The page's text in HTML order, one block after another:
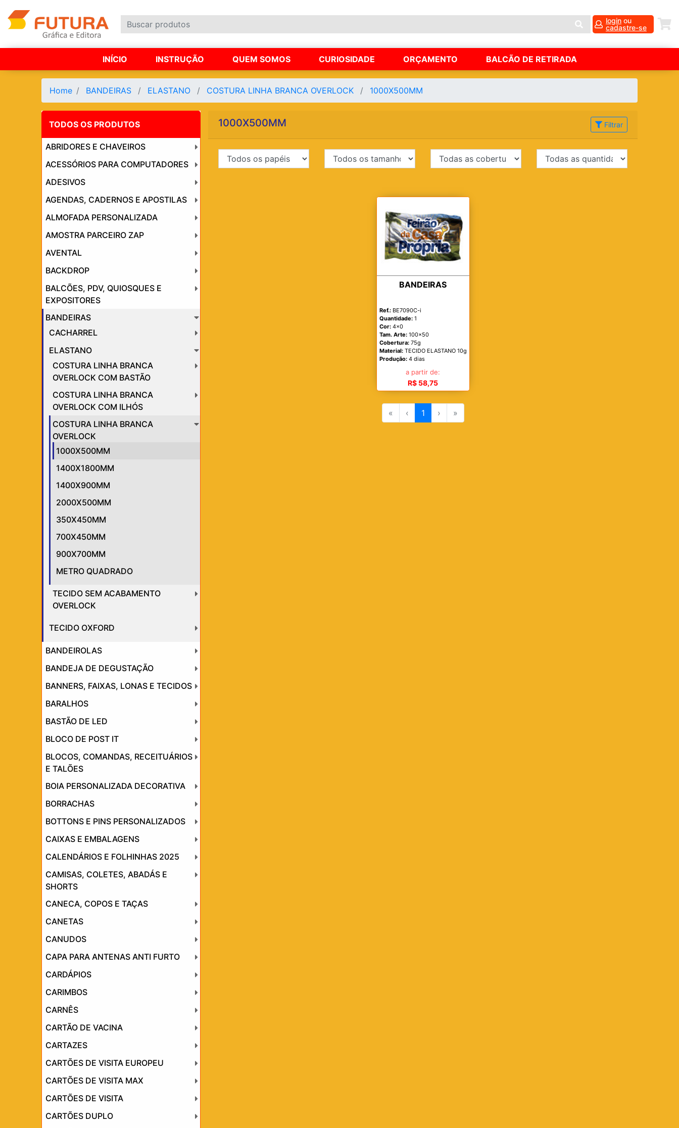
login ou
cadastre-se
INÍCIO INSTRUÇÃO QUEM SOMOS CURIOSIDADE ORÇAMENTO BALCÃO DE RETIRADA
Home BANDEIRAS ELASTANO COSTURA LINHA BRANCA OVERLOCK 1000X500MM
TODOS OS PRODUTOS
ABRIDORES E CHAVEIROS
ACESSÓRIOS PARA COMPUTADORES
ADESIVOS
AGENDAS, CADERNOS E APOSTILAS
ALMOFADA PERSONALIZADA
AMOSTRA PARCEIRO ZAP
AVENTAL
BACKDROP
BALCÕES, PDV, QUIOSQUES E
EXPOSITORES
BANDEIRAS
CACHARREL
ELASTANO
COSTURA LINHA BRANCA
OVERLOCK COM BASTÃO
COSTURA LINHA BRANCA
OVERLOCK COM ILHÓS
COSTURA LINHA BRANCA
OVERLOCK
1000X500MM
1400X1800MM
1400X900MM
2000X500MM
350X450MM
700X450MM
900X700MM
METRO QUADRADO
TECIDO SEM ACABAMENTO
OVERLOCK
TECIDO OXFORD
BANDEIROLAS
BANDEJA DE DEGUSTAÇÃO
BANNERS, FAIXAS, LONAS E TECIDOS
BARALHOS
BASTÃO DE LED
BLOCO DE POST IT
BLOCOS, COMANDAS, RECEITUÁRIOS
E TALÕES
BOIA PERSONALIZADA DECORATIVA
BORRACHAS
BOTTONS E PINS PERSONALIZADOS
CAIXAS E EMBALAGENS
CALENDÁRIOS E FOLHINHAS 2025
CAMISAS, COLETES, ABADÁS E
SHORTS
CANECA, COPOS E TAÇAS
CANETAS
CANUDOS
CAPA PARA ANTENAS ANTI FURTO
CARDÁPIOS
CARIMBOS
CARNÊS
CARTÃO DE VACINA
CARTAZES
CARTÕES DE VISITA EUROPEU
CARTÕES DE VISITA MAX
CARTÕES DE VISITA
CARTÕES DUPLO
1000X500MM Filtrar
BANDEIRAS
Ref.:BE7090C-i
Quantidade: 1
Cor: 4x0
Tam. Arte:100x50
Cobertura:75g
Material:TECIDO ELASTANO 10g
Produção:4 dias
a partir de:
R$ 58,75
« ‹ 1 › »